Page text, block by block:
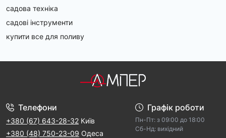
садова техніка
садові інструменти
купити все для поливу
Телефони
+380 (67) 643-28-32 Київ
+380 (48) 750-23-09 Одеса
Графік роботи
Пн-Пт: з 09:00 дo 18:00
Cб-Hд: виxідний